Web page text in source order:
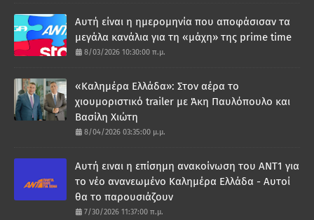
Αυτή είναι η ημερομηνία που αποφάσισαν τα
μεγάλα κανάλια για τη «μάχη» της prime time
8/03/2026 10:30:00 π.μ.
«Καλημέρα Ελλάδα»: Στον αέρα το
χιουμοριστικό trailer με Άκη Παυλόπουλο και
Βασίλη Χιώτη
8/04/2026 03:35:00 μ.μ.
Αυτή ειναι η επίσημη ανακοίνωση του ΑΝΤ1 για
το νέο ανανεωμένο Καλημέρα Ελλάδα - Αυτοί
θα το παρουσιάζουν
7/30/2026 11:37:00 π.μ.